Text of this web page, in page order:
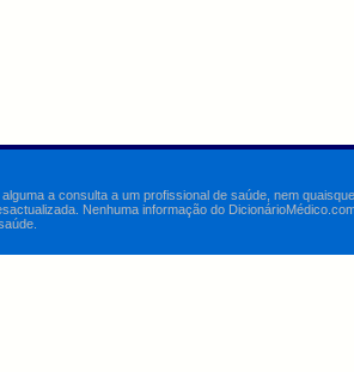
a consulta a um profissional de saúde, nem
Nenhuma informação do